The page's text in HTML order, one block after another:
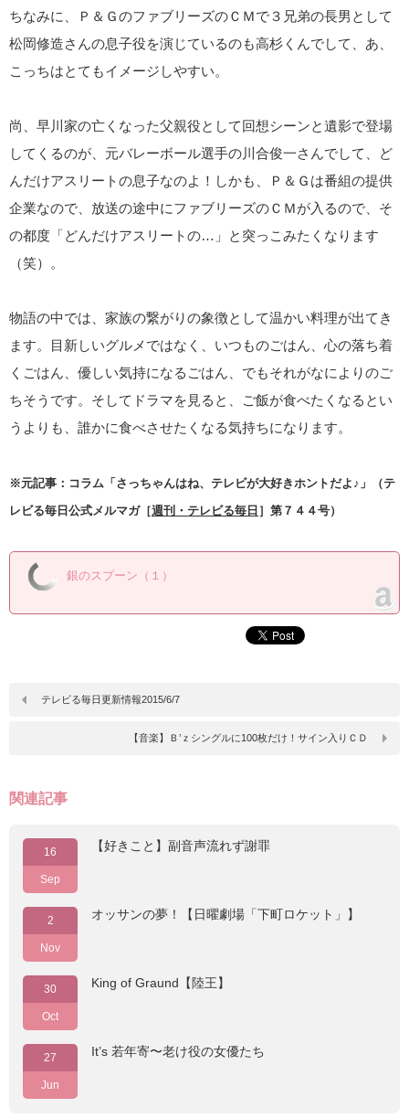
ちなみに、Ｐ＆ＧのファブリーズのＣＭで３兄弟の長男として
松岡修造さんの息子役を演じているのも高杉くんでして、あ、
こっちはとてもイメージしやすい。
尚、早川家の亡くなった父親役として回想シーンと遺影で登場
してくるのが、元バレーボール選手の川合俊一さんでして、ど
んだけアスリートの息子なのよ！しかも、Ｐ＆Ｇは番組の提供
企業なので、放送の途中にファブリーズのＣＭが入るので、そ
の都度「どんだけアスリートの…」と突っこみたくなります
（笑）。
物語の中では、家族の繋がりの象徴として温かい料理が出てき
ます。目新しいグルメではなく、いつものごはん、心の落ち着
くごはん、優しい気持になるごはん、でもそれがなによりのご
ちそうです。そしてドラマを見ると、ご飯が食べたくなるとい
うよりも、誰かに食べさせたくなる気持ちになります。
※元記事：コラム「さっちゃんはね、テレビが大好きホントだよ♪」（テ
レビる毎日公式メルマガ［週刊・テレビる毎日 ］第７４４号）
銀のスプーン（１）
テレビる毎日更新情報2015/6/7
【音楽】Ｂ’ｚシングルに100枚だけ！サイン入りＣＤ
関連記事
16
Sep
【好きこと】副音声流れず謝罪
2
Nov
オッサンの夢！【日曜劇場「下町ロケット」】
30
Oct
King of Graund【陸王】
27
Jun
It’s 若年寄〜老け役の女優たち